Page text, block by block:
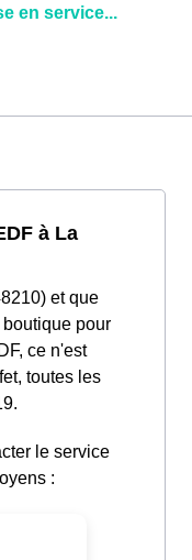
en service...
à La
et que
pour
ce n'est
toutes les
le service
: